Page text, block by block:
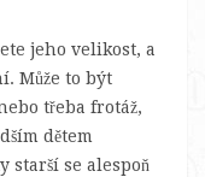
jeho velikost, a
Může to být
třeba frotáž,
dětem
starší se alespoň